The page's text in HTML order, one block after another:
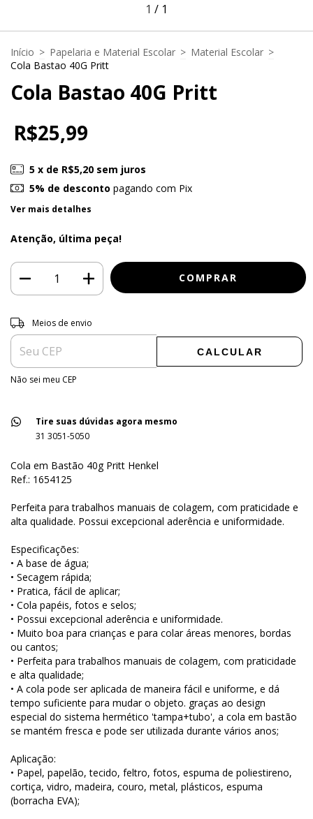
1 / 1
Início > Papelaria e Material Escolar > Material Escolar >
Cola Bastao 40G Pritt
Cola Bastao 40G Pritt
R$25,99
5 x de R$5,20 sem juros
5% de desconto pagando com Pix
Ver mais detalhes
Atenção, última peça!
Entregas para o CEP:
Meios de envio
CALCULAR
Não sei meu CEP
Tire suas dúvidas agora mesmo
31 3051-5050
Cola em Bastão 40g Pritt Henkel
Ref.: 1654125
Perfeita para trabalhos manuais de colagem, com praticidade e
alta qualidade. Possui excepcional aderência e uniformidade.
Especificações:
• A base de água;
• Secagem rápida;
• Pratica, fácil de aplicar;
• Cola papéis, fotos e selos;
• Possui excepcional aderência e uniformidade.
• Muito boa para crianças e para colar áreas menores, bordas
ou cantos;
• Perfeita para trabalhos manuais de colagem, com praticidade
e alta qualidade;
• A cola pode ser aplicada de maneira fácil e uniforme, e dá
tempo suficiente para mudar o objeto. graças ao design
especial do sistema hermético 'tampa+tubo', a cola em bastão
se mantém fresca e pode ser utilizada durante vários anos;
Aplicação:
• Papel, papelão, tecido, feltro, fotos, espuma de poliestireno,
cortiça, vidro, madeira, couro, metal, plásticos, espuma
(borracha EVA);